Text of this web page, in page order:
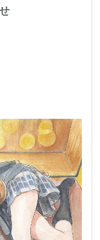
お問合せ